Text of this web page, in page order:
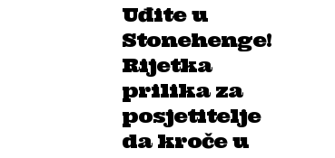
Uđite u
Stonehenge!
Rijetka
prilika za
posjetitelje
da kroče u